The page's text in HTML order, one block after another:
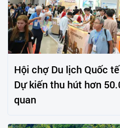
Hội chợ Du lịch Quốc
Dự kiến thu hút hơn
quan